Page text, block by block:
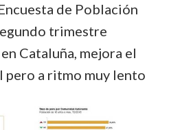
de Población
trimestre
Cataluña, mejora el
pero a ritmo muy lento